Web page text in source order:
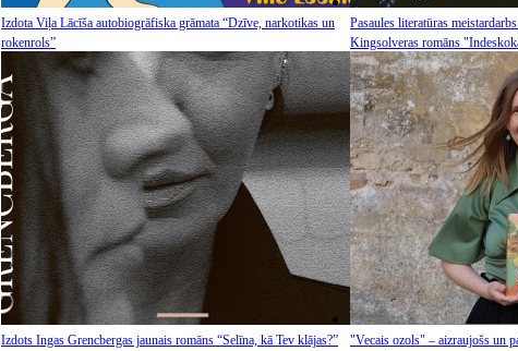
Izdota Viļa Lācīša autobiogrāfiska grāmata “Dzīve, narkotikas un
rokenrols”
Pasaules literatūras
Kingsolveras romāns
Izdots Ingas Grencbergas jaunais romāns “Selīna, kā Tev klājas?”
"Vecais ozols" – aizraujošs un